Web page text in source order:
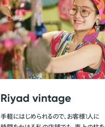
Riyad vintage
手軽にはじめられるので、お客様1人に